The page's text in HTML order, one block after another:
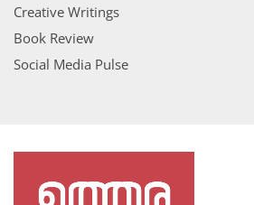
Creative Writings
Book Review
Social Media Pulse